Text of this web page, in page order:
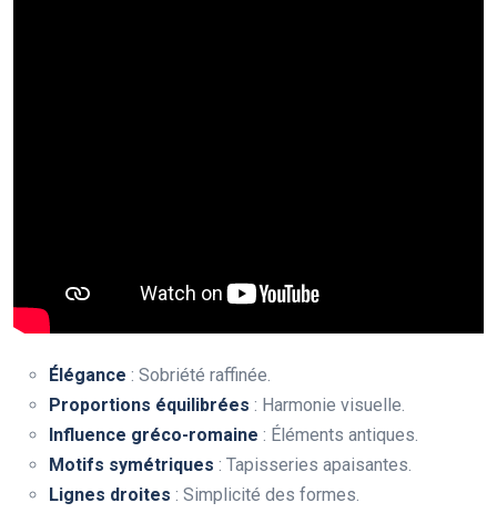
Élégance : Sobriété raffinée.
Proportions équilibrées : Harmonie visuelle.
Influence gréco-romaine : Éléments antiques.
Motifs symétriques : Tapisseries apaisantes.
Lignes droites : Simplicité des formes.